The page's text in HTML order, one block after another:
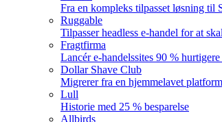
Fra en kompleks tilpasset løsning til
Ruggable
Tilpasser headless e-handel for at
Fragtfirma
Lancér e-handelssites 90 %
Dollar Shave Club
Migrerer fra en hjemmelavet
Lull
Historie med 25 % besparelse
Allbirds